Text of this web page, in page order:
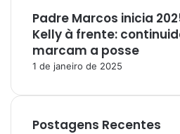
Padre Marcos inicia
Kelly à frente:
marcam a posse
1 de janeiro de 2025
Postagens Recentes